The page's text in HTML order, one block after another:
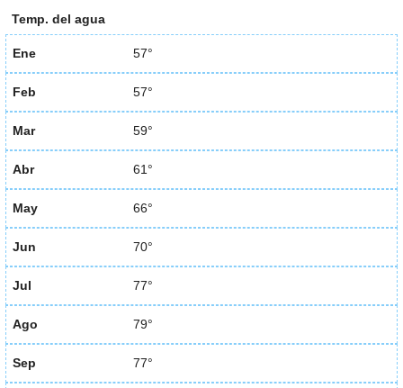
Temp. del agua
Ene 57°
Feb 57°
Mar 59°
Abr 61°
May 66°
Jun 70°
Jul 77°
Ago 79°
Sep 77°